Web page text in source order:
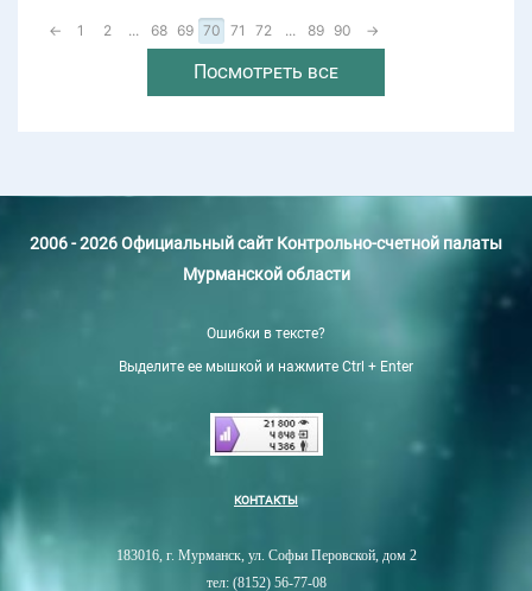
← 1 2 ... 68 69 70 71 72 ... 89 90 →
Посмотреть все
2006 - 2026 Официальный сайт Контрольно-счетной палаты
Мурманской области
Ошибки в тексте?
Выделите ее мышкой и нажмите Ctrl + Enter
КОНТАКТЫ
183016, г. Мурманск, ул. Софьи Перовской, дом 2
тел: (8152) 56-77-08